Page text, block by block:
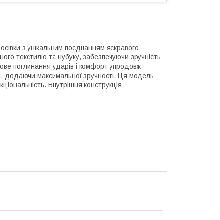
з унікальним поєднанням яскравого
текстилю та нубуку, забезпечуючи зручність
поглинання ударів і комфорт упродовж
додаючи максимальної зручності. Ця модель
Внутрішня конструкція